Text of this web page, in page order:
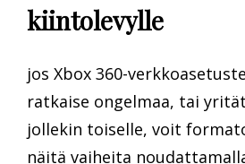
kiintolevylle
jos Xbox 360-
ratkaise ongelmaa, tai
jollekin toiselle, voit
näitä vaiheita